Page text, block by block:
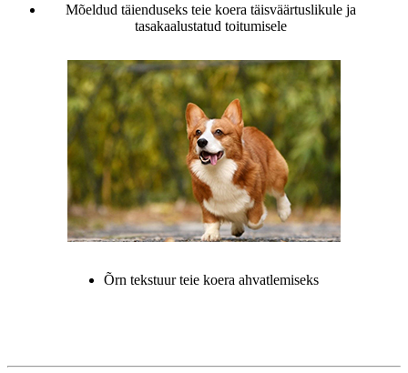
Mõeldud täienduseks teie koera täisväärtuslikule ja
tasakaalustatud toitumisele
Õrn tekstuur teie koera ahvatlemiseks